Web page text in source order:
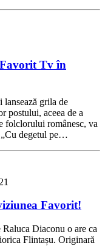
Favorit Tv în
grila de
postului, aceea de a
folclorului românesc, va
degetul pe…
Favorit!
Raluca Diaconu o are ca
Flintașu. Originară